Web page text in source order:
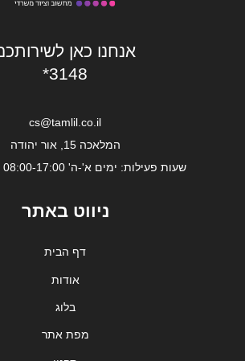
אנחנו כאן
*3148
cs@tamlil.co.il
המלאכה 15, אור יהודה
שעות פעילות: ימים א'-ה' 08:00-17:00 (יום ו' סגור)
ניווט באתר
דף הבית
אודות
בלוג
מפת אתר